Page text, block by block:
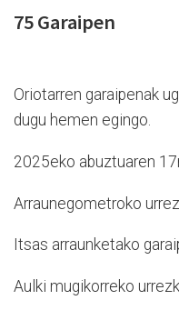
75 Garaipen
Oriotarren garaipenak
dugu hemen egingo.
2025eko abuztuaren
Arraunegometroko
Itsas arraunketako
Aulki mugikorreko